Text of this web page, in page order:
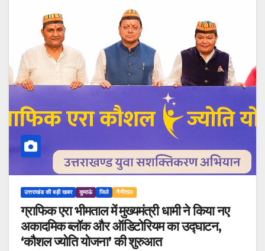
उत्तराखंड की बड़ी खबर कुमाऊं जिले नैनीताल
ग्राफिक एरा भीमताल में मुख्यमंत्री धामी ने किया नए
अकादमिक ब्लॉक और ऑडिटोरियम का उद्घाटन,
‘कौशल ज्योति योजना’ की शुरुआत